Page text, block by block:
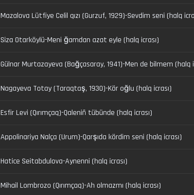
Mazalova Lütfiye Celil qızı (Gurzuf, 1929)-Sevdim seni (halq
Siza Otarköylü-Meni ğamdan azat eyle (halq icrası)
Gülnar Murtazayeva (Bağçasaray, 1941)-Men de bilmem (halq
Nagayeva Totay (Taraqtaş, 1930)-Kör oğlu (halq icrası)
Esfir Levi (Qırımçaq)-Qaleniñ tübünde (halq icrası)
Appolinariya Nalça (Urum)-Qarşıda kördim seni (halq icrası)
Hatice Seitabdulova-Aynenni (halq icrası)
Mihail Lombrozo (Qırımçaq)-Ah olmazmı (halq icrası)